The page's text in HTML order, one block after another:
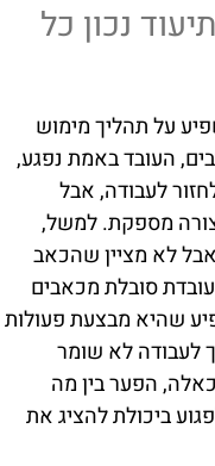
נכון כל
על תהליך מימוש
העובד באמת נפגע,
לעבודה, אבל
מספקת. למשל,
אבל לא מציין שהכאב
סובלת מכאבים
שהיא מבצעת פעולות
לעבודה לא שומר
הפער בין מה
ביכולת להציג את